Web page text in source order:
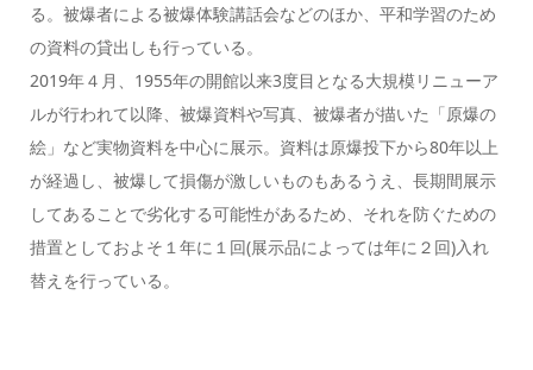
る。被爆者による被爆体験講話会などのほか、平和学習のため
の資料の貸出しも行っている。
2019年４月、1955年の開館以来3度目となる大規模リニューア
ルが行われて以降、被爆資料や写真、被爆者が描いた「原爆の
絵」など実物資料を中心に展示。資料は原爆投下から80年以上
が経過し、被爆して損傷が激しいものもあるうえ、長期間展示
してあることで劣化する可能性があるため、それを防ぐための
措置としておよそ１年に１回(展示品によっては年に２回)入れ
替えを行っている。